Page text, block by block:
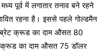
पूर्व में लगातार तनाव बने रहने
रहना है। इससे पहले गोल्डमैन
ब्रेट क्रूड का दाम औसत 80
क्रूड का दाम औसत 75 डॉलर